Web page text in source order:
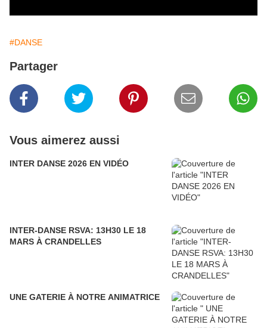
#DANSE
Partager
Vous aimerez aussi
INTER DANSE 2026 EN VIDÉO
INTER-DANSE RSVA: 13H30 LE 18
MARS À CRANDELLES
UNE GATERIE À NOTRE ANIMATRICE